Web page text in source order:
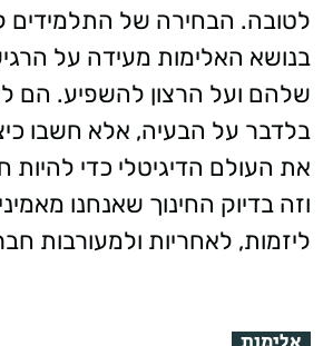
לטובה. הבחירה של התלמידים
בנושא האלימות מעידה על
שלהם ועל הרצון להשפיע. הם
בלדבר על הבעיה, אלא חשבו
את העולם הדיגיטלי כדי
וזה בדיוק החינוך שאנחנו
ליזמות, לאחריות ולמעורבות